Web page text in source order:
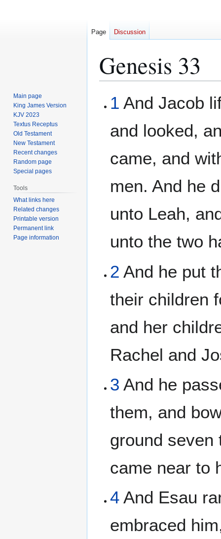
Genesis 33
toto
1 And Jacob
and looked,
came, and
men. And he
unto Leah,
unto the two
2 And he put
their children
and her
Rachel and
3 And he
them, and
ground seven
came near to
4 And Esau
embraced
Page Discussion
Main page
King James Version
KJV 2023
Textus Receptus
Old Testament
New Testament
Recent changes
Random page
Special pages
Tools
What links here
Related changes
Printable version
Permanent link
Page information